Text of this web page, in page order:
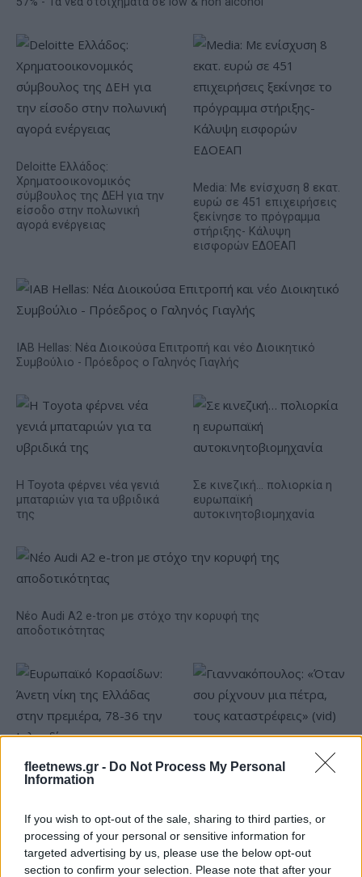
fleetnews.gr - Do Not Process My Personal
Information
If you wish to opt-out of the sale, sharing to third parties, or
processing of your personal or sensitive information for
targeted advertising by us, please use the below opt-out
section to confirm your selection. Please note that after your
Deloitte Ελλάδος:
Χρηματοοικονομικός
σύμβουλος της ΔΕΗ για την
είσοδο στην πολωνική
αγορά ενέργειας
Media: Με ενίσχυση 8 εκατ.
ευρώ σε 451 επιχειρήσεις
ξεκίνησε το πρόγραμμα
στήριξης- Κάλυψη
εισφορών ΕΔΟΕΑΠ
IAB Hellas: Νέα Διοικούσα Επιτροπή και νέο Διοικητικό
Συμβούλιο - Πρόεδρος ο Γαληνός Γιαγλής
Η Toyota φέρνει νέα γενιά
μπαταριών για τα υβριδικά
της
Σε κινεζική… πολιορκία η
ευρωπαϊκή
αυτοκινητοβιομηχανία
Νέο Audi A2 e-tron με στόχο την κορυφή της
αποδοτικότητας
Ευρωπαϊκό Κορασίδων:
Ιρλανδία
Γιαννακόπουλος: «Όταν σου
ρίχνουν μια πέτρα, τους